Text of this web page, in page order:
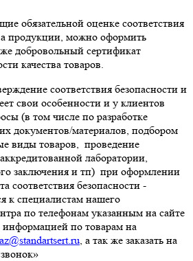
обязательной оценке соответствия
продукции, можно оформить
добровольный сертификат
качества товаров.
соответствия безопасности и
свои особенности и у клиентов
(в том числе по разработке
документов/материалов, подбором
виды товаров, проведение
лаборатории,
заключения и тп) при оформлении
соответствия безопасности -
к специалистам нашего
по телефонам указанным на сайте
информацией по товарам на
, а так же заказать на